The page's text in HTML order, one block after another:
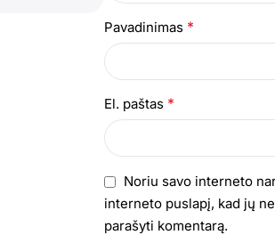
Pavadinimas *
El. paštas *
Noriu savo interneto
interneto puslapį, kad jų
parašyti komentarą.